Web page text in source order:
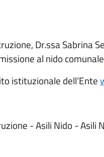
Dr.ssa
al nido
istituzionale dell’Ente
- Asili Nido - Asili